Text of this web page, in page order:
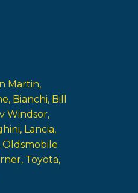
Martin
Bianchi Bill
Windsor
Lancia
Oldsmobile
Toyota